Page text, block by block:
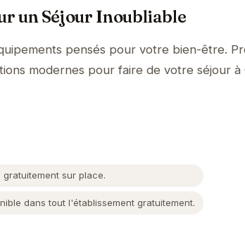
un Séjour Inoubliable
pensés pour votre bien-être.
modernes pour faire de votre séjour à
sur place.
dans tout l'établissement gratuitement.